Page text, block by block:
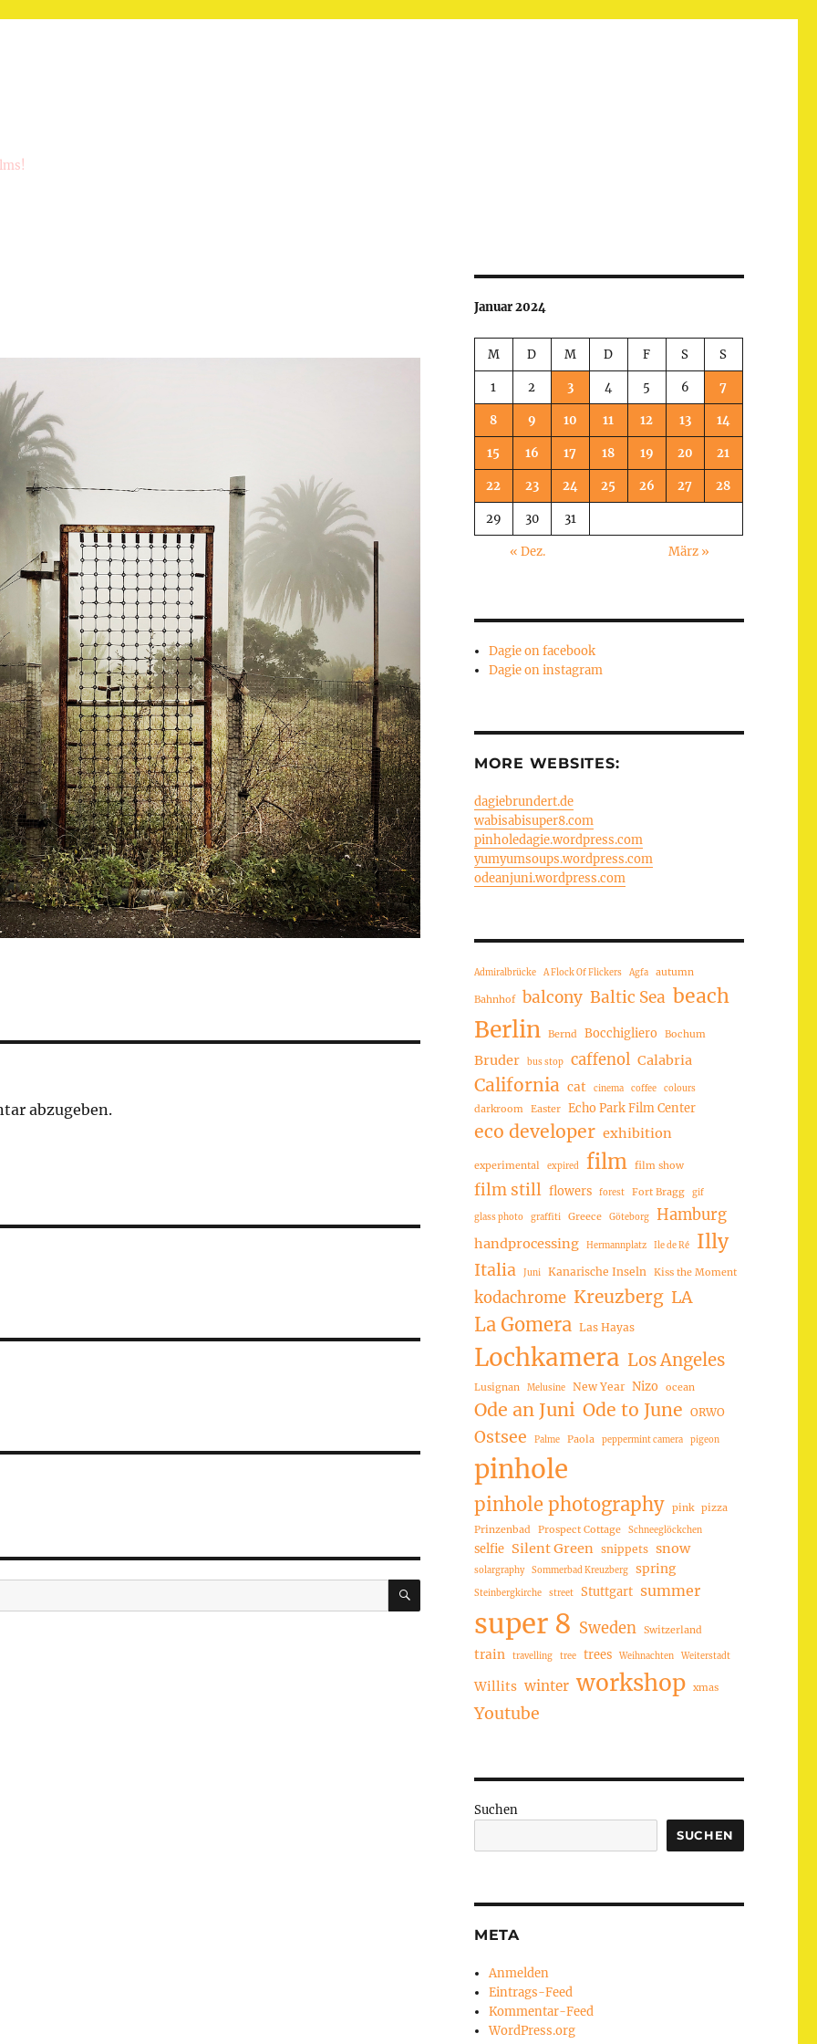
abzugeben.
SUCHEN
Januar 2024
M D M D F S S
1 2 3 4 5 6 7
8 9 10 11 12 13 14
15 16 17 18 19 20 21
22 23 24 25 26 27 28
29 30 31
« Dez. März »
Dagie on facebook
Dagie on instagram
MORE WEBSITES:
dagiebrundert.de
wabisabisuper8.com
pinholedagie.wordpress.com
yumyumsoups.wordpress.com
odeanjuni.wordpress.com
Admiralbrücke A Flock Of Flickers Agfa autumn
Bahnhof balcony Baltic Sea beach
Berlin Bernd Bocchigliero Bochum
Bruder bus stop caffenol Calabria
California cat cinema coffee colours
darkroom Easter Echo Park Film Center
eco developer exhibition
experimental expired film film show
film still flowers forest Fort Bragg gif
glass photo graffiti Greece Göteborg Hamburg
handprocessing Hermannplatz Ile de Ré Illy
Italia Juni Kanarische Inseln Kiss the Moment
kodachrome Kreuzberg LA
La Gomera Las Hayas
Lochkamera Los Angeles
Lusignan Melusine New Year Nizo ocean
Ode an Juni Ode to June ORWO
Ostsee Palme Paola peppermint camera pigeon
pinhole
pinhole photography pink pizza
Prinzenbad
Prospect Cottage Schneeglöckchen
selfie Silent Green snippets snow
solargraphy Sommerbad Kreuzberg spring
Steinbergkirche street Stuttgart summer
super 8 Sweden Switzerland
train travelling tree trees Weihnachten Weiterstadt
Willits winter workshop xmas
Youtube
Suchen
SUCHEN
META
Anmelden
Eintrags-Feed
Kommentar-Feed
WordPress.org